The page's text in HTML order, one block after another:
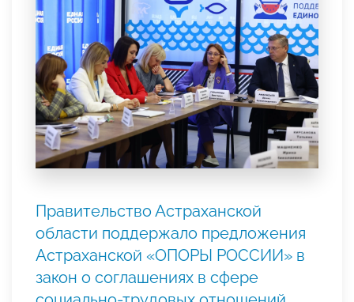
Правительство Астраханской
области поддержало предложения
Астраханской «ОПОРЫ РОССИИ» в
закон о соглашениях в сфере